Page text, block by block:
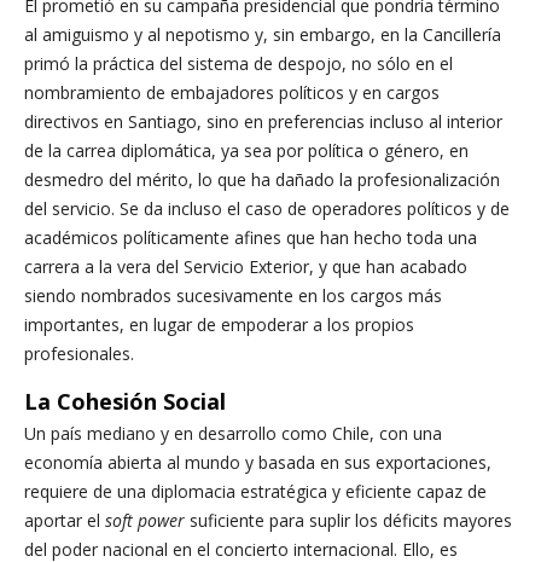
Él prometió en su campaña presidencial que pondría término
al amiguismo y al nepotismo y, sin embargo, en la Cancillería
primó la práctica del sistema de despojo, no sólo en el
nombramiento de embajadores políticos y en cargos
directivos en Santiago, sino en preferencias incluso al interior
de la carrea diplomática, ya sea por política o género, en
desmedro del mérito, lo que ha dañado la profesionalización
del servicio. Se da incluso el caso de operadores políticos y de
académicos políticamente afines que han hecho toda una
carrera a la vera del Servicio Exterior, y que han acabado
siendo nombrados sucesivamente en los cargos más
importantes, en lugar de empoderar a los propios
profesionales.
La Cohesión Social
Un país mediano y en desarrollo como Chile, con una
economía abierta al mundo y basada en sus exportaciones,
requiere de una diplomacia estratégica y eficiente capaz de
aportar el soft power suficiente para suplir los déficits mayores
del poder nacional en el concierto internacional. Ello, es